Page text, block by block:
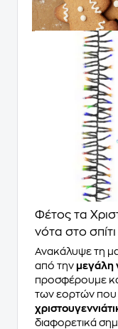
Φέτος τα
νότα στο
Ανακάλυψε τη
από την μεγάλη
προσφέρουμε
των εορτών που
διαφορετικά